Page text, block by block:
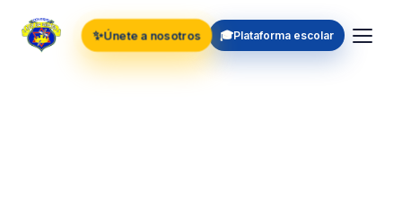
✨Únete a nosotros 🎓Plataforma escolar